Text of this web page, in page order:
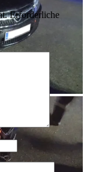
Erforderliche